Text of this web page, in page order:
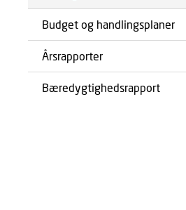
Budget og handlingsplaner
Årsrapporter
Bæredygtighedsrapport